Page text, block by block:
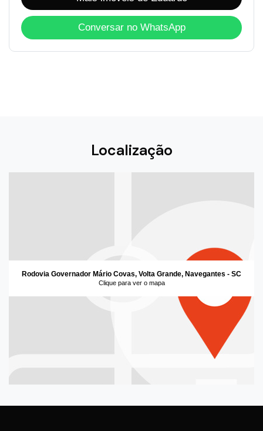
Conversar no WhatsApp
Localização
Rodovia Governador Mário Covas, Volta Grande, Navegantes - SC
Clique para ver o mapa